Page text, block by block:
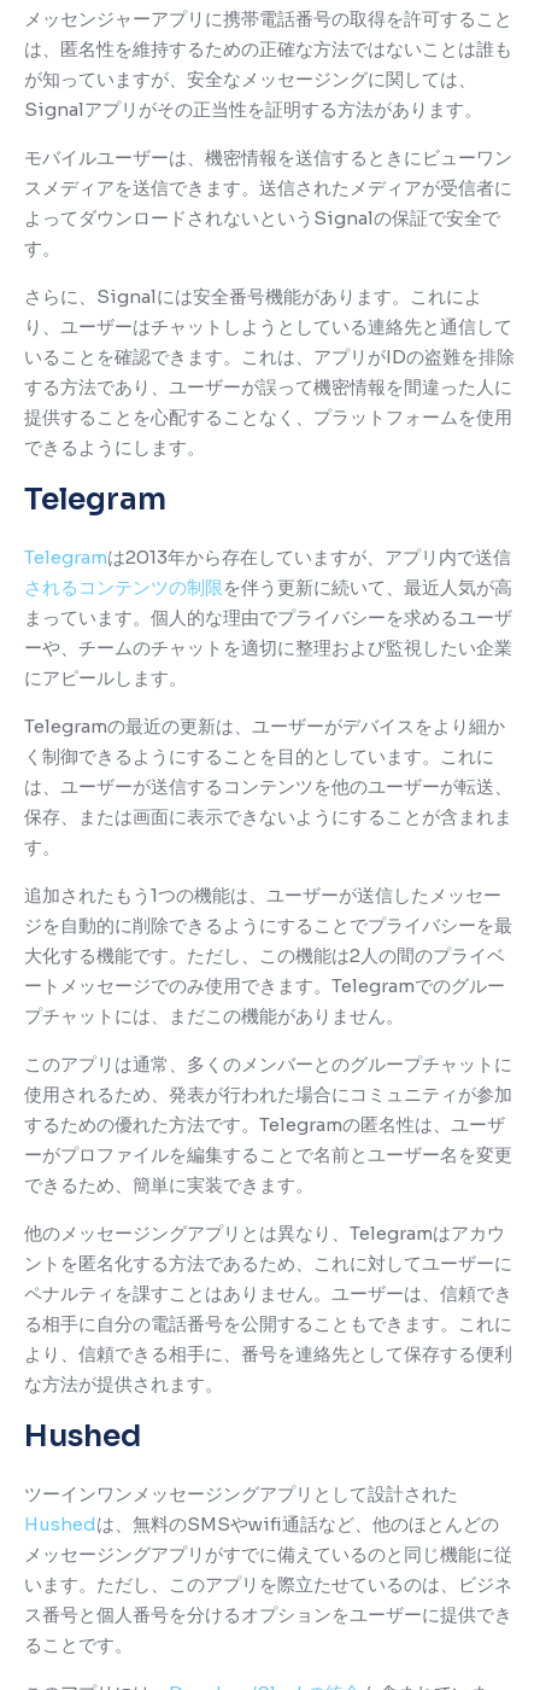
メッセンジャーアプリに携帯電話番号の取得を許可すること
は、匿名性を維持するための正確な方法ではないことは誰も
が知っていますが、安全なメッセージングに関しては、
Signalアプリがその正当性を証明する方法があります。
モバイルユーザーは、機密情報を送信するときにビューワン
スメディアを送信できます。送信されたメディアが受信者に
よってダウンロードされないというSignalの保証で安全で
す。
さらに、Signalには安全番号機能があります。
これによ
り、ユーザーはチャットしようとしている連絡先と通信して
いることを確認できます。
これは、アプリがIDの盗難を排除
する方法であり、ユーザーが誤って機密情報を間違った人に
提供することを心配することなく、プラットフォームを使用
できるようにします。
Telegram
Telegramは2013年から存在していますが、アプリ内で送信
されるコンテンツの制限を伴う更新に続いて、最近人気が高
まっています。 個人的な理由でプライバシーを求めるユーザ
ーや、チームのチャットを適切に整理および監視したい企業
にアピールします。
Telegramの最近の更新は、ユーザーがデバイスをより細か
く制御できるようにすることを目的としています。
これに
は、ユーザーが送信するコンテンツを他のユーザーが転送、
保存、または画面に表示できないようにすることが含まれま
す。
追加されたもう1つの機能は、ユーザーが送信したメッセー
ジを自動的に削除できるようにすることでプライバシーを最
大化する機能です。 ただし、この機能は2人の間のプライベ
ートメッセージでのみ使用できます。 Telegramでのグルー
プチャットには、まだこの機能がありません。
このアプリは通常、多くのメンバーとのグループチャットに
使用されるため、発表が行われた場合にコミュニティが参加
するための優れた方法です。 Telegramの匿名性は、ユーザ
ーがプロファイルを編集することで名前とユーザー名を変更
できるため、簡単に実装できます。
他のメッセージングアプリとは異なり、Telegramはアカウ
ントを匿名化する方法であるため、これに対してユーザーに
ペナルティを課すことはありません。 ユーザーは、信頼でき
る相手に自分の電話番号を公開することもできます。これに
より、信頼できる相手に、番号を連絡先として保存する便利
な方法が提供されます。
Hushed
ツーインワンメッセージングアプリとして設計された
Hushedは、無料のSMSやwifi通話など、他のほとんどの
メッセージングアプリがすでに備えているのと同じ機能に従
います。 ただし、このアプリを際立たせているのは、ビジネ
ス番号と個人番号を分けるオプションをユーザーに提供でき
ることです。